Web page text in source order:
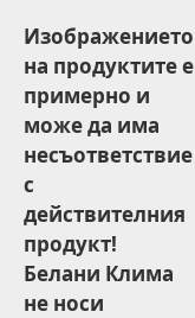
Изображението
на продуктите е
примерно и
може да има
несъответствие
с
действителния
продукт!
Белани Клима
не носи